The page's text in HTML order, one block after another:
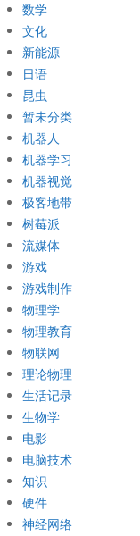
数学
文化
新能源
日语
昆虫
暂未分类
机器人
机器学习
机器视觉
极客地带
树莓派
流媒体
游戏
游戏制作
物理学
物理教育
物联网
理论物理
生活记录
生物学
电影
电脑技术
知识
硬件
神经网络